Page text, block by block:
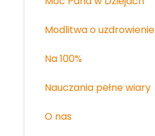
Modlitwa o uzdrowienie
Na 100%
Nauczania pełne wiary
O nas